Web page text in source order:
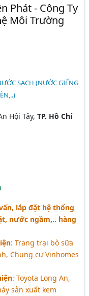
Phát - Công Ty
Môi Trường
SẠCH (NƯỚC GIẾNG
Hội Tây,TP. Hồ Chí
lắp đặt hệ thống
nước ngầm,.. hàng
: Trang trại bò sữa
Chung cư Vinhomes
: Toyota Long An,
sản xuất kem